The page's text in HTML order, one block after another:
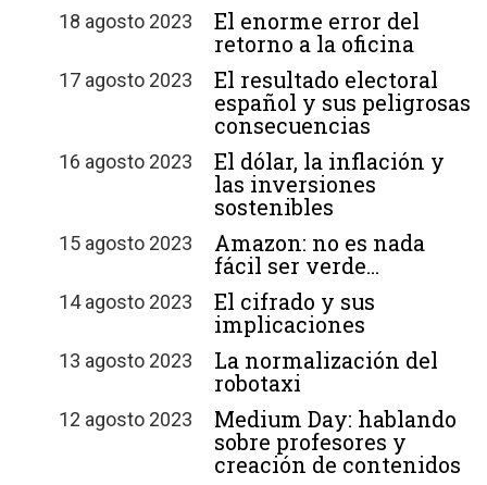
18 agosto 2023
El enorme error del
retorno a la oficina
17 agosto 2023
El resultado electoral
español y sus peligrosas
consecuencias
16 agosto 2023
El dólar, la inflación y
las inversiones
sostenibles
15 agosto 2023
Amazon: no es nada
fácil ser verde…
14 agosto 2023
El cifrado y sus
implicaciones
13 agosto 2023
La normalización del
robotaxi
12 agosto 2023
Medium Day: hablando
sobre profesores y
creación de contenidos